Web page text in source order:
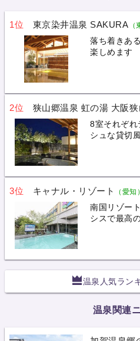
1位 東京染井温泉 SAKURA （
落ち着きあ
楽しめます
2位 狭山郷温泉 虹の湯 大阪狭
8室それぞれ
シュな貸切
3位 キャナル・リゾート （愛知）
南国リゾー
シスで最高
温泉人気ラン
温泉関連